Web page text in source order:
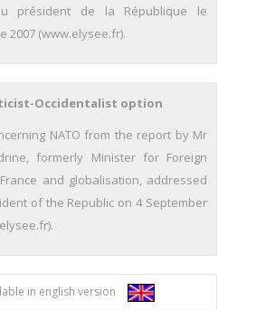
président de la République le
2007 (www.elysee.fr).
Occidentalist option
NATO from the report by Mr
formerly Minister for Foreign
and globalisation, addressed
of the Republic on 4 September
in english version